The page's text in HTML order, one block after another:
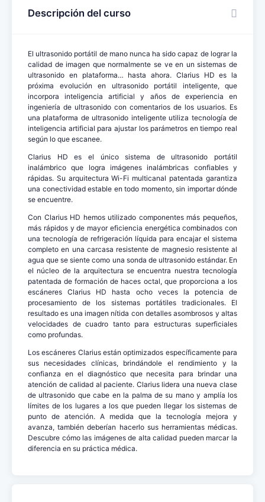
Descripción del curso
El ultrasonido portátil de mano nunca ha sido capaz de lograr la
calidad de imagen que normalmente se ve en un sistemas de
ultrasonido en plataforma… hasta ahora. Clarius HD es la
próxima evolución en ultrasonido portátil inteligente, que
incorpora inteligencia artificial y años de experiencia en
ingeniería de ultrasonido con comentarios de los usuarios. Es
una plataforma de ultrasonido inteligente utiliza tecnología de
inteligencia artificial para ajustar los parámetros en tiempo real
según lo que escanee.
Clarius HD es el único sistema de ultrasonido portátil
inalámbrico que logra imágenes inalámbricas confiables y
rápidas. Su arquitectura Wi-Fi multicanal patentada garantiza
una conectividad estable en todo momento, sin importar dónde
se encuentre.
Con Clarius HD hemos utilizado componentes más pequeños,
más rápidos y de mayor eficiencia energética combinados con
una tecnología de refrigeración líquida para encajar el sistema
completo en una carcasa resistente de magnesio resistente al
agua que se siente como una sonda de ultrasonido estándar. En
el núcleo de la arquitectura se encuentra nuestra tecnología
patentada de formación de haces octal, que proporciona a los
escáneres Clarius HD hasta ocho veces la potencia de
procesamiento de los sistemas portátiles tradicionales. El
resultado es una imagen nítida con detalles asombrosos y altas
velocidades de cuadro tanto para estructuras superficiales
como profundas.
Los escáneres Clarius están optimizados específicamente para
sus necesidades clínicas, brindándole el rendimiento y la
confianza en el diagnóstico que necesita para brindar una
atención de calidad al paciente. Clarius lidera una nueva clase
de ultrasonido que cabe en la palma de su mano y amplía los
límites de los lugares a los que pueden llegar los sistemas de
punto de atención. A medida que la tecnología mejora y
avanza, también deberían hacerlo sus herramientas médicas.
Descubre cómo las imágenes de alta calidad pueden marcar la
diferencia en su práctica médica.